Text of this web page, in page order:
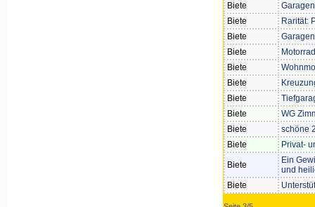
Biete
Biete
Rarität:
Biete
Biete
Biete
Biete
Biete
Biete
WG
Biete
schöne
Biete
Privat-
Biete
Ein
und
Biete